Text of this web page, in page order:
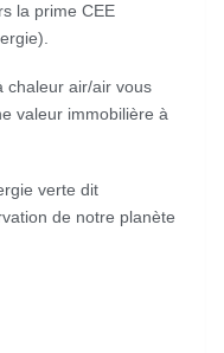
la prime CEE
chaleur air/air vous
valeur immobilière à
verte dit
de notre planète